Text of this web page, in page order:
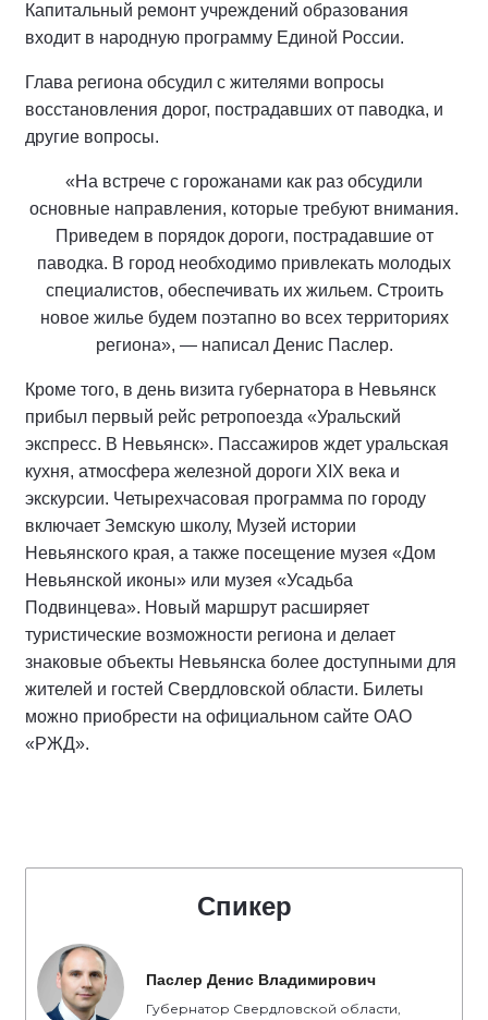
Капитальный ремонт учреждений образования
входит в народную программу Единой России.
Глава региона обсудил с жителями вопросы
восстановления дорог, пострадавших от паводка, и
другие вопросы.
«На встрече с горожанами как раз обсудили
основные направления, которые требуют внимания.
Приведем в порядок дороги, пострадавшие от
паводка. В город необходимо привлекать молодых
специалистов, обеспечивать их жильем. Строить
новое жилье будем поэтапно во всех территориях
региона», — написал Денис Паслер.
Кроме того, в день визита губернатора в Невьянск
прибыл первый рейс ретропоезда «Уральский
экспресс. В Невьянск». Пассажиров ждет уральская
кухня, атмосфера железной дороги XIX века и
экскурсии. Четырехчасовая программа по городу
включает Земскую школу, Музей истории
Невьянского края, а также посещение музея «Дом
Невьянской иконы» или музея «Усадьба
Подвинцева». Новый маршрут расширяет
туристические возможности региона и делает
знаковые объекты Невьянска более доступными для
жителей и гостей Свердловской области. Билеты
можно приобрести на официальном сайте ОАО
«РЖД».
Спикер
Паслер Денис Владимирович
Губернатор Свердловской области,